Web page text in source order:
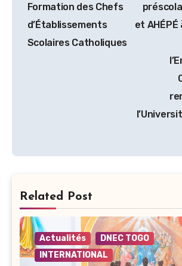
l’article
Formation des Chefs
d’Établissements
Scolaires Catholiques
et
Related Post
Actualités
DNEC TOGO
INTERNATIONAL